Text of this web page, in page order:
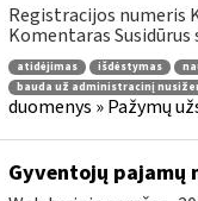
Registracijos numeris
Komentaras Susidūrus
atidėjimas išdėstymas
bauda už administracinį
duomenys » Pažymų
Gyventojų pajamų